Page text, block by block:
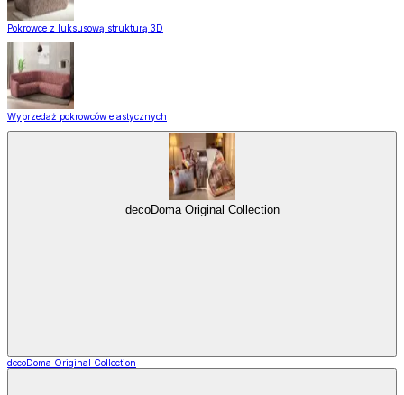
Pokrowce z luksusową strukturą 3D
Wyprzedaż pokrowców elastycznych
decoDoma Original Collection
decoDoma Original Collection